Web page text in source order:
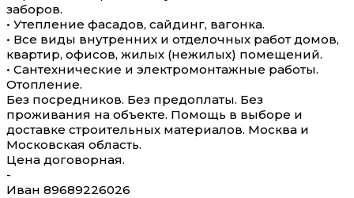
заборов.
• Утепление фасадов, сайдинг, вагонка.
• Все виды внутренних и отделочных работ домов,
квартир, офисов, жилых (нежилых) помещений.
• Сантехнические и электромонтажные работы.
Отопление.
Без посредников. Без предоплаты. Без
проживания на объекте. Помощь в выборе и
доставке строительных материалов. Москва и
Московская область.
Цена договорная.
-
Иван 89689226026